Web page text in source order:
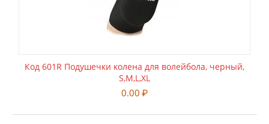
Код 601R Подушечки колена для волейбола, черный,
S,M,L,XL
0.00 ₽